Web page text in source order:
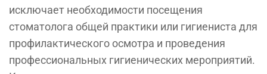
исключает необходимости посещения
стоматолога общей практики или гигиениста для
профилактического осмотра и проведения
профессиональных гигиенических мероприятий.